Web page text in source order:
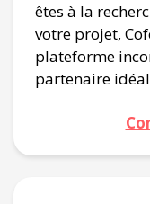
êtes à la
votre projet,
plateforme
partenaire